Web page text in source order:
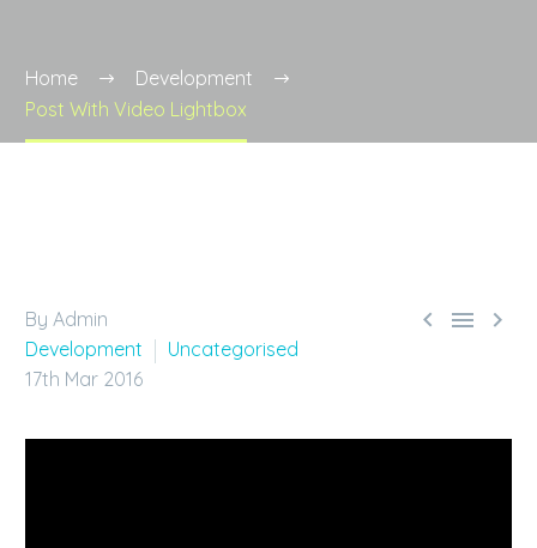
Home
Development
Post With Video Lightbox
  
By Admin
Development
Uncategorised
17th Mar 2016